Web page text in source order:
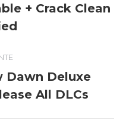
+ Crack Clean
Dawn Deluxe
All DLCs